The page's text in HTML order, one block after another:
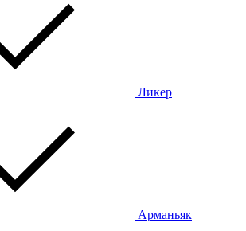
Ликер
Арманьяк